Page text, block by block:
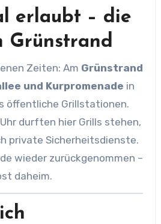
erlaubt – die
Grünstrand
Zeiten: Am Grünstrand
und Kurpromenade in
öffentliche Grillstationen.
durften hier Grills stehen,
private Sicherheitsdienste.
wieder zurückgenommen –
daheim.